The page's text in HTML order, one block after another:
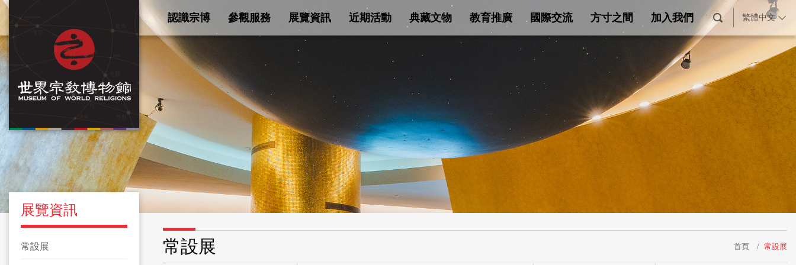
認識宗博 參觀服務 展覽資訊 近期活動 典藏文物 教育推廣 國際交流 方寸之間 加入我們 繁體中文
展覽資訊
常設展 常設展 首頁 常設展